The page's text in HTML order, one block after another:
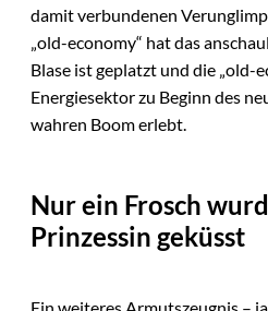
damit verbundenen
„old-economy“ hat das
Blase ist geplatzt und die „old-
Energiesektor zu Beginn des
wahren Boom erlebt.
Nur ein Frosch
Prinzessin geküsst